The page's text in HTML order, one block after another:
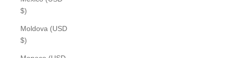
$)
Moldova (USD
$)